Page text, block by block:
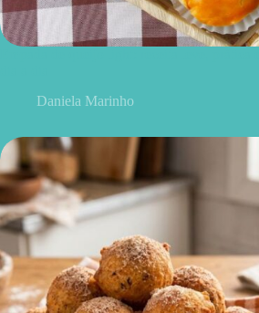
Daniela Marinho